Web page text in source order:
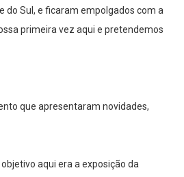
do Sul, e ficaram empolgados com a
primeira vez aqui e pretendemos
que apresentaram novidades,
aqui era a exposição da